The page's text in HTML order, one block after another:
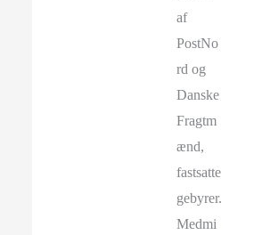
af
PostNo
rd og
Danske
Fragtm
ænd,
fastsatte
gebyrer.
Medmi